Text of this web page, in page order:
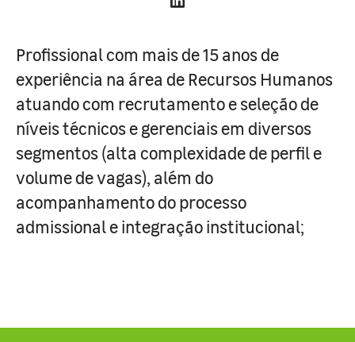
Profissional com mais de 15 anos de
experiência na área de Recursos Humanos
atuando com recrutamento e seleção de
níveis técnicos e gerenciais em diversos
segmentos (alta complexidade de perfil e
volume de vagas), além do
acompanhamento do processo
admissional e integração institucional;